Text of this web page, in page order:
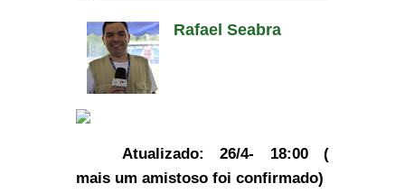
Rafael Seabra
Atualizado: 26/4- 18:00 (
mais um amistoso foi confirmado)